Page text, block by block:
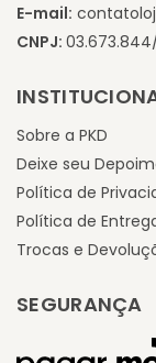
E-mail:
CNPJ:
Sobre a PKD
Deixe seu
Política de
Política de
Trocas e
SEGURANÇA